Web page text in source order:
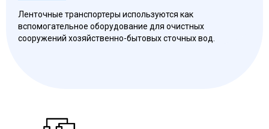
Ленточные транспортеры используются как
вспомогательное оборудование для очистных
сооружений хозяйственно-бытовых сточных вод.